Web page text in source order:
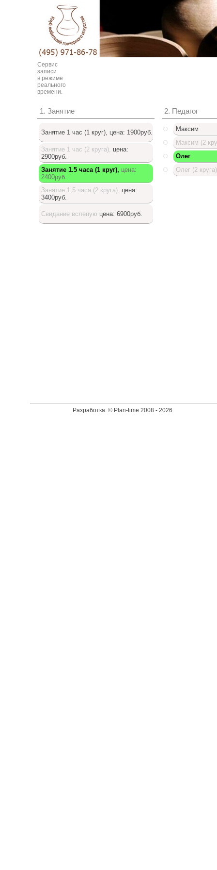
Сервис
записи
в режиме
реального
времени.
1. Занятие 2. Педагог
Занятие 1 час (1 круг), цена: 1900руб.
Занятие 1 час (2 круга), цена:
2900руб.
Занятие 1.5 часа (1 круг), цена:
2400руб.
Занятие 1,5 часа (2 круга), цена:
3400руб.
Свидание вслепую цена: 6900руб.
Максим
Максим (2
Олег
Олег (2 круга)
Разработка: © Plan-time 2008 - 2026